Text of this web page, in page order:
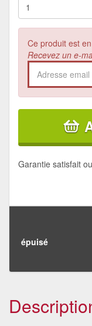
Ce produit est
Recevez un e-
Garantie satisfait
épuisé